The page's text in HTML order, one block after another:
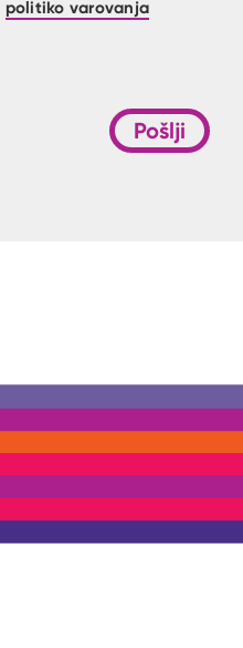
politiko varovanja
Pošlji